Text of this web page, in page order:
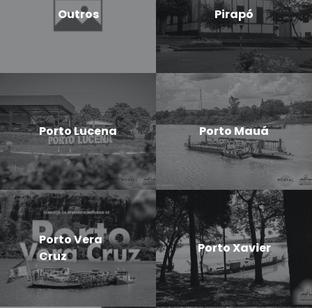
Outros Pirapó
Porto Lucena Porto Mauá
Porto Vera
Cruz
Porto Xavier